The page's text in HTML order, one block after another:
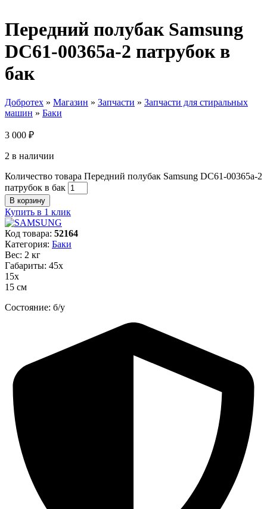
Передний полубак Samsung
DC61-00365a-2 патрубок в
бак
Добротех » Магазин » Запчасти » Запчасти для стиральных
машин » Баки
3 000 ₽
2 в наличии
Количество товара Передний полубак Samsung DC61-00365a-2
патрубок в бак
В корзину
Купить в 1 клик
Код товара: 52164
Категория: Баки
Вес: 2 кг
Габариты: 45х
15х
15 см
Состояние: б/у